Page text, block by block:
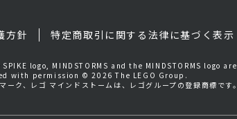
方針 特定商取引に関する法律に基づく表示
logo, MINDSTORMS and the MINDSTORMS logo
with permission © 2026 The LEGO Group.
ーク、レゴ マインドストームは、レゴグループの登録商標です。